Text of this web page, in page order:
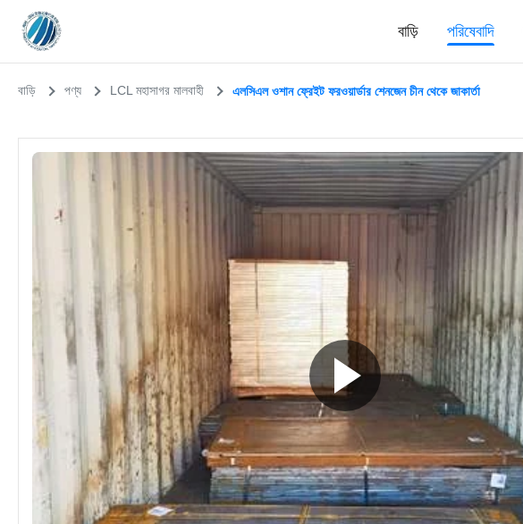
বাড়ি পরিষেবাদি
বাড়ি পণ্য LCL মহাসাগর মালবাহী এলসিএল ওশান ফ্রেইট ফরওয়ার্ডার শেনজেন চীন থেকে জাকার্তা